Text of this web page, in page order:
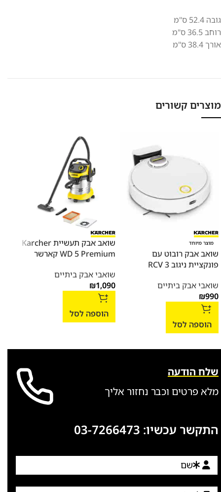
גובה 52.4 ס"מ
רוחב 36.5 ס"מ
אורך 38.4 ס"מ
מוצרים קשורים
מוצר מיוחד
שואב אבק רובוט עם
פונקציית ניגוב RCV 3
שואבי אבק ביתיים
₪990
הוספה לסל
‏שואב אבק תעשיית Karcher
WD 5 Premium קארשר
שואבי אבק ביתיים
₪1,090
הוספה לסל
שלח הודעה
מלא פרטים וכבר נחזור אליך
התקשר עכשיו: 03-7266473